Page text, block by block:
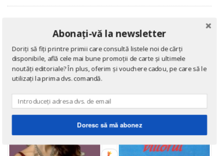
→ afișează toate cărțile scrisedeNora Roberts
Abonați-vă la newsletter
Doriți să fiți printre primii care consultă listele noi de cărți
disponibile, află cele mai bune promoții de carte și ultimele
noutăți editoriale? În plus, oferim și vouchere cadou, pe care să le
utilizați la prima dvs. comandă.
Doresc să mă abonez